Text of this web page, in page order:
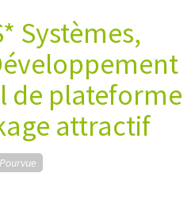
Systèmes,
de plateforme
attractif
Pourvue